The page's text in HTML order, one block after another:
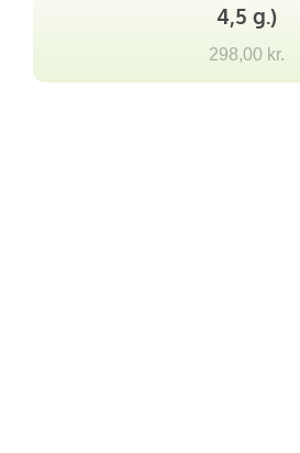
4,5 g.)
298,00 kr.